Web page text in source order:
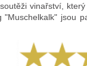
vinařství,
"Muschelkalk" jsou